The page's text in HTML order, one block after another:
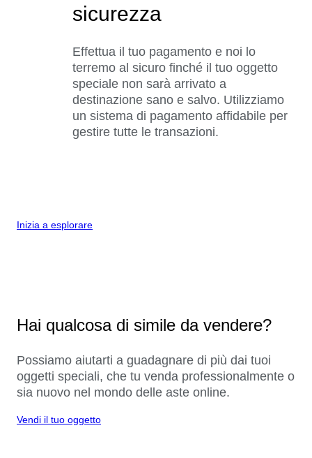
sicurezza
Effettua il tuo pagamento e noi lo
terremo al sicuro finché il tuo oggetto
speciale non sarà arrivato a
destinazione sano e salvo. Utilizziamo
un sistema di pagamento affidabile per
gestire tutte le transazioni.
Inizia a esplorare
Hai qualcosa di simile da vendere?
Possiamo aiutarti a guadagnare di più dai tuoi
oggetti speciali, che tu venda professionalmente o
sia nuovo nel mondo delle aste online.
Vendi il tuo oggetto